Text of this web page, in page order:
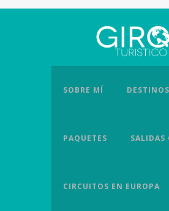
SOBRE MÍ DESTINOS
PAQUETES SALIDAS
CIRCUITOS EN EUROPA